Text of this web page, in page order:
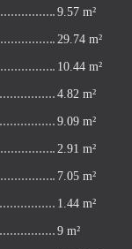
9.57 m²
29.74 m²
10.44 m²
4.82 m²
9.09 m²
2.91 m²
7.05 m²
1.44 m²
9 m²